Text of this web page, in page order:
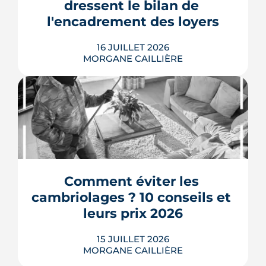
tiers-lieu sera livré en mai 2027.
LIRE L'ARTICLE
dressent le bilan de
l'encadrement des loyers
16 JUILLET 2026
MORGANE CAILLIÈRE
Seulement 12 % d'annonces non
conformes selon la Fondation pour le
Logement, des studios étudiants loués
161 euros au-dessus des plafonds selon
Que Choisir Ensemble : deux études
opposées sur l'encadrement des loyers
à Montpellier. De leur comparaison
ressort le...
Comment éviter les
cambriolages ? 10 conseils et
leurs prix 2026
15 JUILLET 2026
MORGANE CAILLIÈRE